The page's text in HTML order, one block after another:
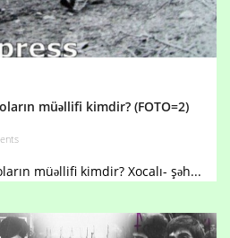
müəllifi kimdir? (FOTO=2)
müəllifi kimdir? Xocalı- şəh...